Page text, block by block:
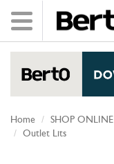
Toggle
navigation
Home SHOP ONLINE
Outlet Lits